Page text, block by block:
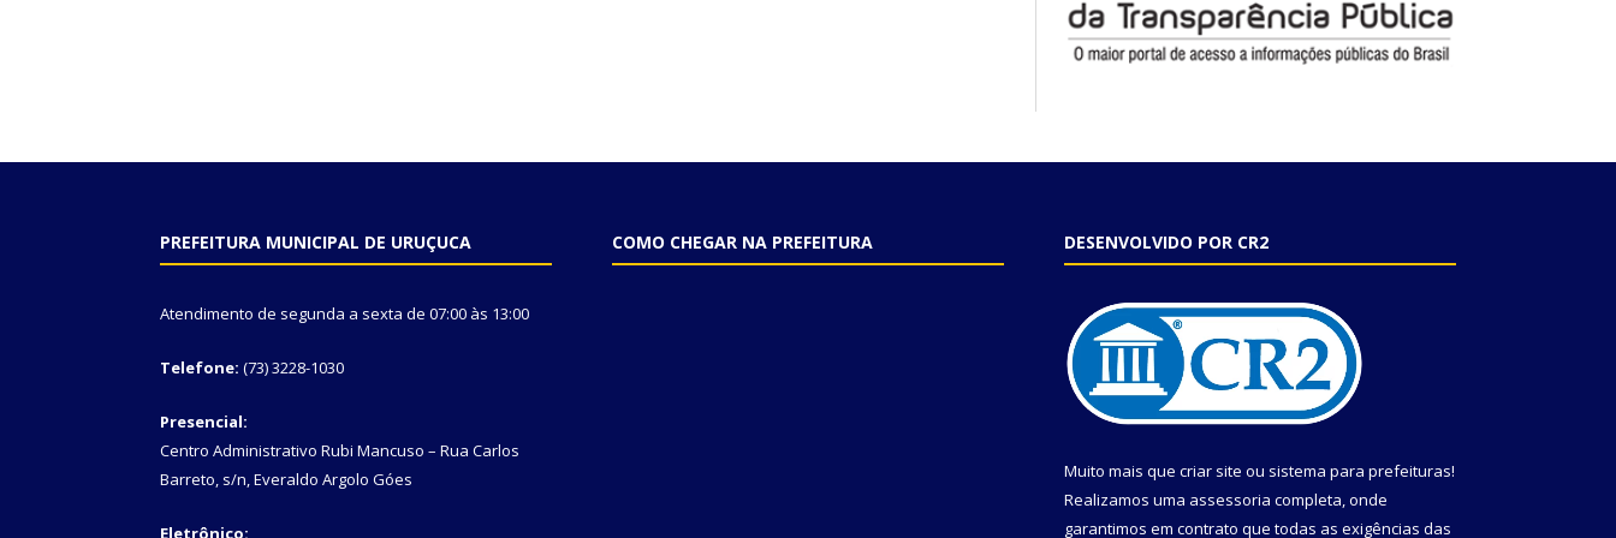
PREFEITURA MUNICIPAL DE URUÇUCA
Atendimento de segunda a sexta de 07:00 às 13:00
Telefone: (73) 3228-1030
Presencial:
Centro Administrativo Rubi Mancuso – Rua Carlos
Barreto, s/n, Everaldo Argolo Góes
Eletrônico:
COMO CHEGAR NA PREFEITURA DESENVOLVIDO POR CR2
Muito mais que criar site ou sistema para prefeituras!
Realizamos uma assessoria completa, onde
garantimos em contrato que todas as exigências das